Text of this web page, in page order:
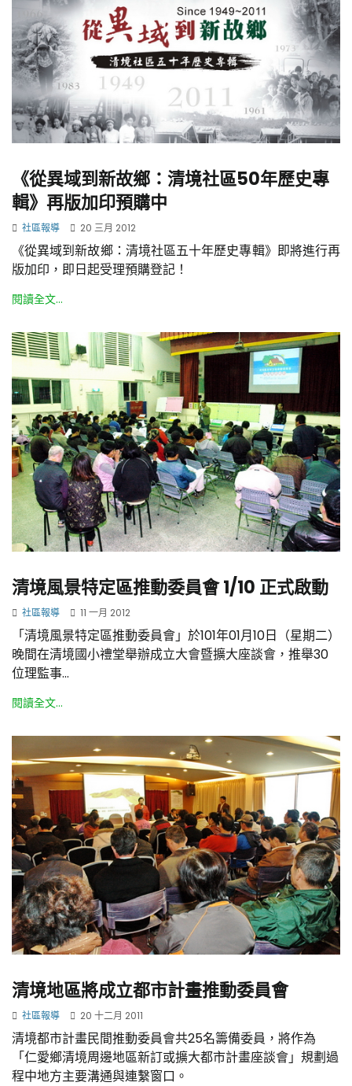
《從異域到新故鄉：清境社區50年歷史專
輯》再版加印預購中
社區報導 20 三月 2012
《從異域到新故鄉：清境社區五十年歷史專輯》即將進行再
版加印，即日起受理預購登記！
閱讀全文...
清境風景特定區推動委員會 1/10 正式啟動
社區報導 11 一月 2012
「清境風景特定區推動委員會」於101年01月10日（星期二）
晚間在清境國小禮堂舉辦成立大會暨擴大座談會，推舉30
位理監事...
閱讀全文...
清境地區將成立都市計畫推動委員會
社區報導 20 十二月 2011
清境都市計畫民間推動委員會共25名籌備委員，將作為
「仁愛鄉清境周邊地區新訂或擴大都市計畫座談會」規劃過
程中地方主要溝通與連繫窗口。